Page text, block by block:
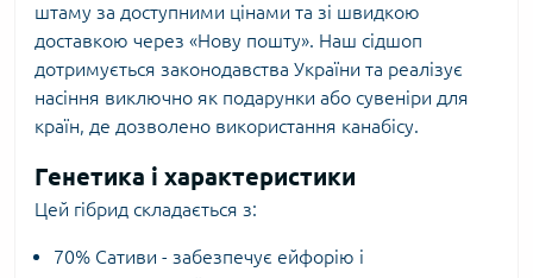
штаму за доступними цінами та зі швидкою
доставкою через «Нову пошту». Наш сідшоп
дотримується законодавства України та реалізує
насіння виключно як подарунки або сувеніри для
країн, де дозволено використання канабісу.
Генетика і характеристики
Цей гібрид складається з:
70% Сативи - забезпечує ейфорію і